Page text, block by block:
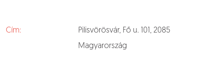
Cím:
Pilisvörösvár, Fő u. 101, 2085
Magyarország